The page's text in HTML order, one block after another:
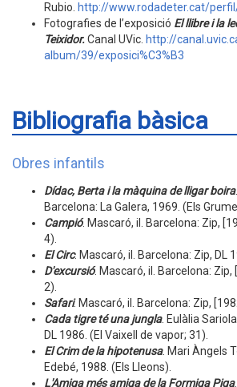
Rubio. http://www.rodadeter.cat/
Fotografies de l’exposició El llibre i la
Teixidor.Canal UVic. http://
album/39/exposici%C3%B3
Bibliografia bàsica
Obres infantils
Dídac, Berta i la màquina de lligar boira
Barcelona: La Galera, 1969. (Els
Campió. Mascaró, il. Barcelona: Zip,
4).
El Circ. Mascaró, il. Barcelona: Zip, DL
D'excursió. Mascaró, il. Barcelona: Zip,
2).
Safari. Mascaró, il. Barcelona: Zip,
Cada tigre té una jungla. Eulàlia
DL 1986. (El Vaixell de vapor; 31).
El Crim de la hipotenusa. Mari Àngels
Edebé, 1988. (Els Lleons).
L'Amiga més amiga de la Formiga Piga